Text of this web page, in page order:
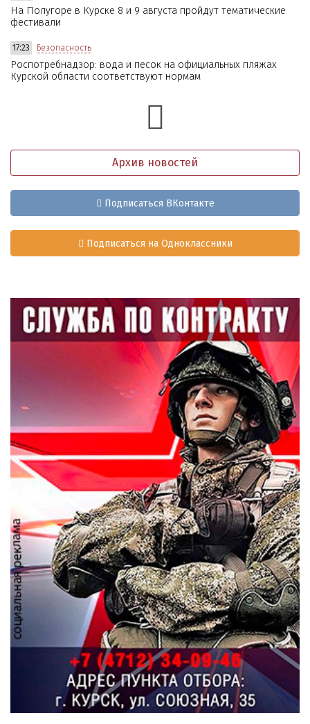
На Полугоре в Курске 8 и 9 августа пройдут тематические
фестивали
17:23 Безопасность
Роспотребнадзор: вода и песок на официальных пляжах
Курской области соответствуют нормам
Архив новостей
Подписаться ВКонтакте
Подписаться на Одноклассники